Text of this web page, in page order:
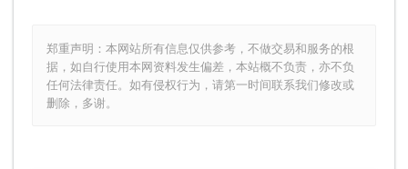
郑重声明：本网站所有信息仅供参考，不做交易和服务的根
据，如自行使用本网资料发生偏差，本站概不负责，亦不负
任何法律责任。如有侵权行为，请第一时间联系我们修改或
删除，多谢。